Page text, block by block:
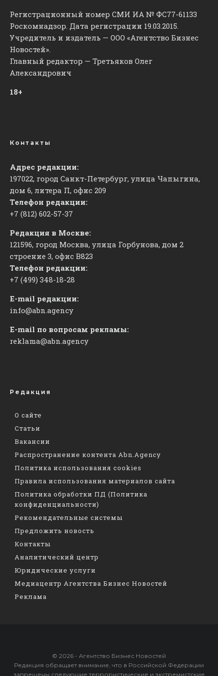
Регистрационный номер СМИ ИА № ФС77-61133
Роскомнадзор. Дата регистрации 19.03.2015.
Учредитель и издатель — ООО «Агентство Бизнес
Новостей».
Главный редактор — Третьяков Олег
Александрович
18+
Контакты
Адрес редакции:
197022, город Санкт-Петербург, улица Чапыгина,
дом 6, литера П, офис 209
Телефон редакции:
+7 (812) 602-57-37
Редакция в Москве:
121596, город Москва, улица Горбунова, дом 2
строение 3, офис ​В823
Телефон редакции:
+7 (499) 348-18-28
E-mail редакции:
info@abn.agency
E-mail по вопросам рекламы:
reklama@abn.agency
Редакция
О сайте
Статьи
Вакансии
Распространение контента Abn.Agency
Политика использования cookies
Правила использования материалов сайта
Политика обработки ПД (Политика
конфиденциальности)
Рекомендательные системы
Предложить новость
Контакты
Аналитический центр
Юридические услуги
Медиацентр Агентства Бизнес Новостей
Реклама
© 2026 - Агентство Бизнес Новостей
Редакция обращает внимание, что в Российской Федерации
запрещены следующие террористические и экстремистские